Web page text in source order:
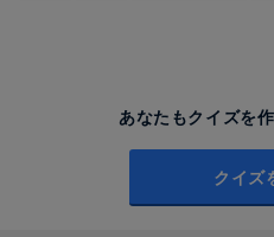
あなたもクイズを
クイズ